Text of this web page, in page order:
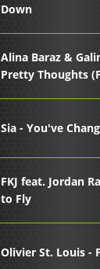
Down
Alina Baraz &
Pretty Thoughts
Sia - You've
FKJ feat. Jordan
to Fly
Olivier St. Louis -